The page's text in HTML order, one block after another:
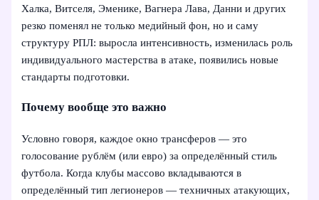
Халка, Витселя, Эменике, Вагнера Лава, Данни и других
резко поменял не только медийный фон, но и саму
структуру РПЛ: выросла интенсивность, изменилась роль
индивидуального мастерства в атаке, появились новые
стандарты подготовки.
Почему вообще это важно
Условно говоря, каждое окно трансферов — это
голосование рублём (или евро) за определённый стиль
футбола. Когда клубы массово вкладываются в
определённый тип легионеров — техничных атакующих,